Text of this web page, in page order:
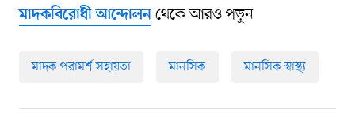
মাদকবিরোধী আন্দোলনথেকে আরও পড়ুন
মাদক পরামর্শ সহায়তা মানসিক মানসিক স্বাস্থ্য